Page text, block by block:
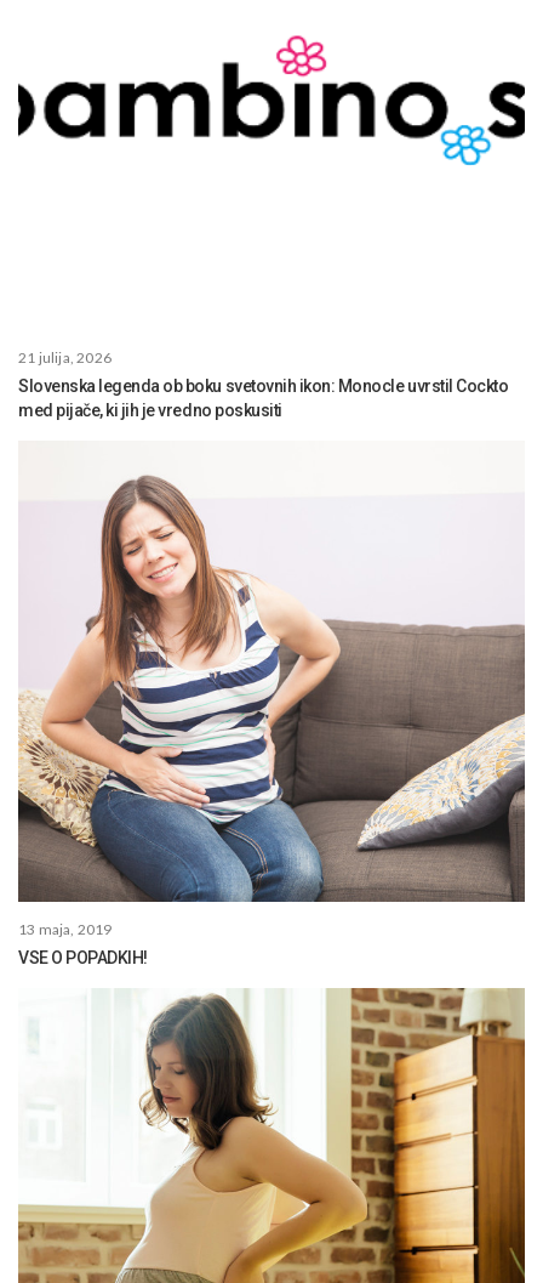
21 julija, 2026
Slovenska legenda ob boku svetovnih ikon: Monocle uvrstil Cockto
med pijače, ki jih je vredno poskusiti
13 maja, 2019
VSE O POPADKIH!